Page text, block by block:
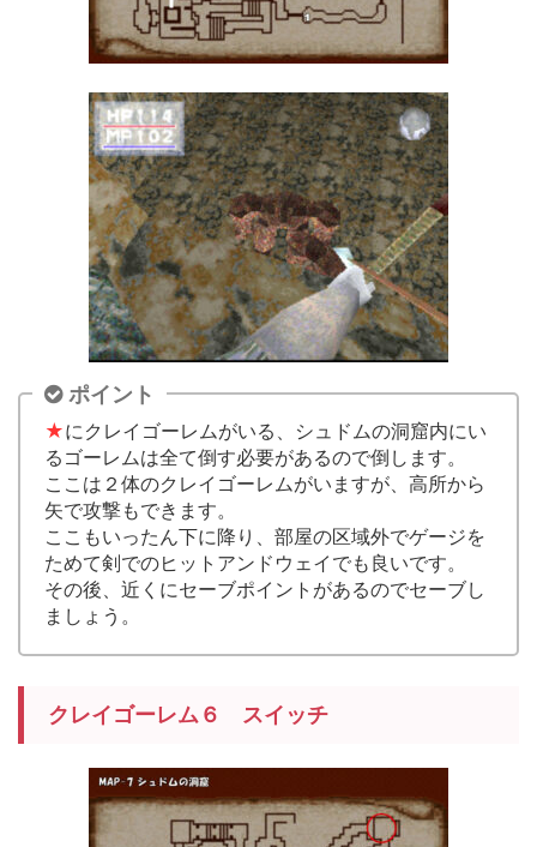
ポイント
★にクレイゴーレムがいる、シュドムの洞窟内にい
るゴーレムは全て倒す必要があるので倒します。
ここは２体のクレイゴーレムがいますが、高所から
矢で攻撃もできます。
ここもいったん下に降り、部屋の区域外でゲージを
ためて剣でのヒットアンドウェイでも良いです。
その後、近くにセーブポイントがあるのでセーブし
ましょう。
クレイゴーレム６ スイッチ